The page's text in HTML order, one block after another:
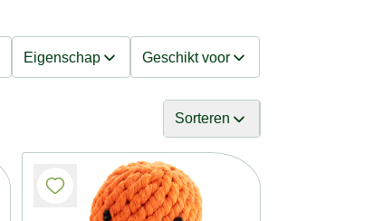
Eigenschap Geschikt voor
Sorteren